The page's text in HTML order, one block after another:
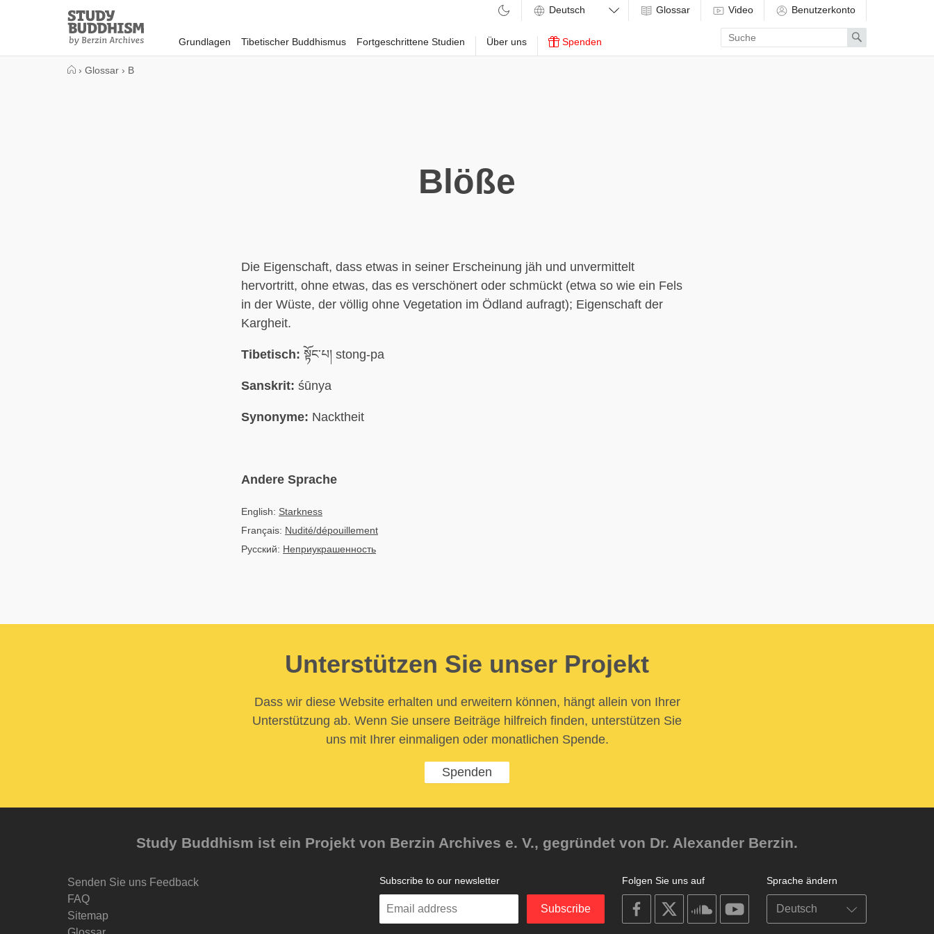
Study
Buddhism
Home
Grundlagen Tibetischer Buddhismus Fortgeschrittene Studien Über uns Spenden
Glossar Video Benutzerkonto
Enter
search
term
Search
› Glossar › B
Blöße
Die Eigenschaft, dass etwas in seiner Erscheinung jäh und unvermittelt
hervortritt, ohne etwas, das es verschönert oder schmückt (etwa so wie ein Fels
in der Wüste, der völlig ohne Vegetation im Ödland aufragt); Eigenschaft der
Kargheit.
Tibetisch: སྟོང་པ། stong-pa
Sanskrit: śūnya
Synonyme: Nacktheit
Andere Sprache
English: Starkness
Français: Nudité/dépouillement
Русский: Неприукрашенность
Unterstützen Sie unser Projekt
Dass wir diese Website erhalten und erweitern können, hängt allein von Ihrer
Unterstützung ab. Wenn Sie unsere Beiträge hilfreich finden, unterstützen Sie
uns mit Ihrer einmaligen oder monatlichen Spende.
Spenden
Study Buddhism ist ein Projekt von Berzin Archives e. V., gegründet von Dr. Alexander Berzin.
Senden Sie uns Feedback
FAQ
Sitemap
Sprache ändern
Folgen Sie uns auf
on
facebook
on
on
soundcloudyoutube
Subscribe to our newsletter
Enter
Subscribe